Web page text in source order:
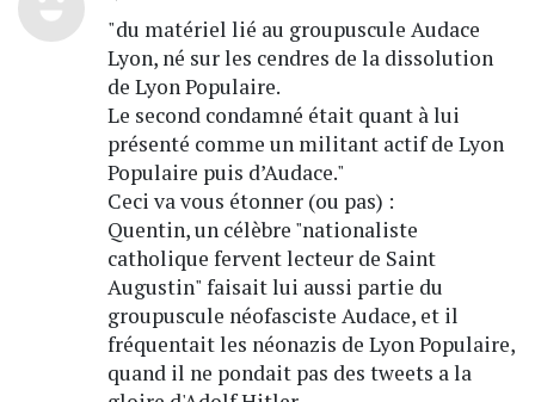
"du matériel lié au groupuscule Audace
Lyon, né sur les cendres de la dissolution
de Lyon Populaire.
Le second condamné était quant à lui
présenté comme un militant actif de Lyon
Populaire puis d’Audace."
Ceci va vous étonner (ou pas) :
Quentin, un célèbre "nationaliste
catholique fervent lecteur de Saint
Augustin" faisait lui aussi partie du
groupuscule néofasciste Audace, et il
fréquentait les néonazis de Lyon Populaire,
quand il ne pondait pas des tweets a la